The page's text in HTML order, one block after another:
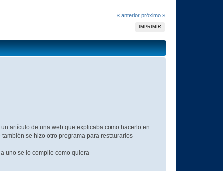
« anterior próximo »
IMPRIMIR
artículo de una web que explicaba como hacerlo en
se hizo otro programa para restaurarlos
uno se lo compile como quiera